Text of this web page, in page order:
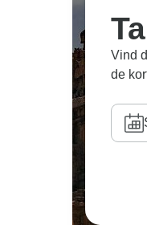
Vind
de